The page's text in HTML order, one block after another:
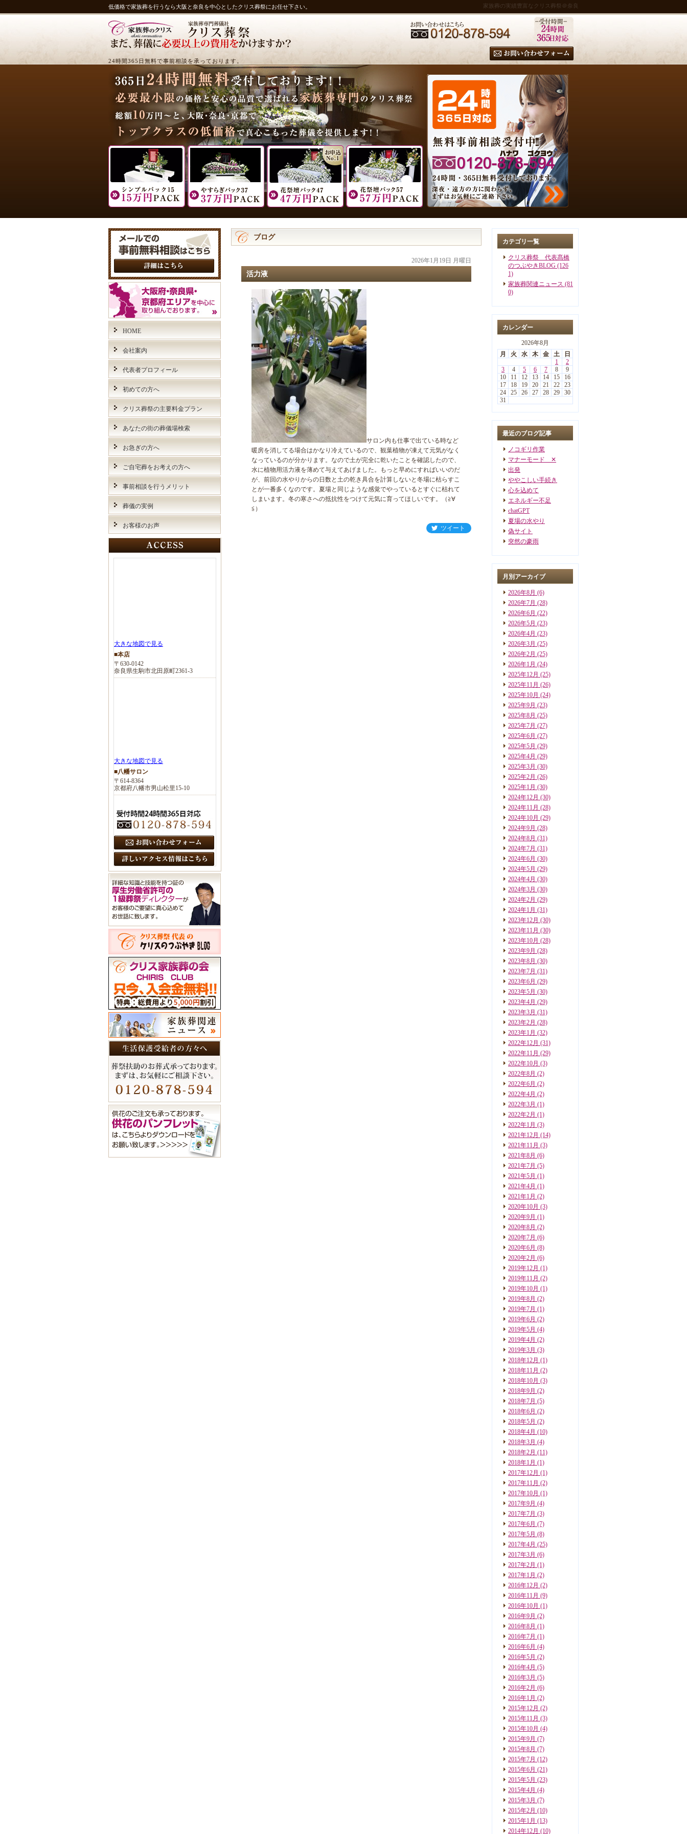
低価格で家族葬を行うなら大阪と奈良を中心としたクリス葬祭にお任せ下さい。 家族葬の実績豊富なクリス葬祭＠奈良
24時間365日無料で事前相談を承っております。
ブログ
2026年1月19日 月曜日
活力液
サロン内も仕事で出ている時など
暖房を消してる場合はかなり冷えているので、観葉植物が凍えて元気がなく
なっているのが分かります。なので土が完全に乾いたことを確認したので、
水に植物用活力液を薄めて与えてあげました。もっと早めにすればいいのだ
が、前回の水やりからの日数と土の乾き具合を計算しないと冬場に枯らすこ
とが一番多くなのです。夏場と同じような感覚でやっているとすぐに枯れて
しまいます。冬の寒さへの抵抗性をつけて元気に育ってほしいです。（≧∀
≦）
ツイート
カテゴリ一覧
クリス葬祭 代表髙橋
のつぶやきBLOG (126
1)
家族葬関連ニュース (81
0)
カレンダー
2026年8月
月
火 水 木 金 土
日
1
2
3
4 5 6 7 8
9
10
11 12 13 14 15
16
17
18 19 20 21 22
23
24
25 26 27 28 29
30
31
最近のブログ記事
ノコギリ作業
マナーモード ✕
出発
ややこしい手続き
心を込めて
エネルギー不足
chatGPT
夏場の水やり
偽サイト
突然の豪雨
月別アーカイブ
2026年8月 (6)
2026年7月 (28)
2026年6月 (22)
2026年5月 (23)
2026年4月 (23)
2026年3月 (25)
2026年2月 (25)
2026年1月 (24)
2025年12月 (25)
2025年11月 (26)
2025年10月 (24)
2025年9月 (23)
2025年8月 (25)
2025年7月 (27)
2025年6月 (27)
2025年5月 (29)
2025年4月 (29)
2025年3月 (30)
2025年2月 (26)
2025年1月 (30)
2024年12月 (30)
2024年11月 (28)
2024年10月 (29)
2024年9月 (28)
2024年8月 (31)
2024年7月 (31)
2024年6月 (30)
2024年5月 (29)
2024年4月 (30)
2024年3月 (30)
2024年2月 (29)
2024年1月 (31)
2023年12月 (30)
2023年11月 (30)
2023年10月 (28)
2023年9月 (28)
2023年8月 (30)
2023年7月 (31)
2023年6月 (29)
2023年5月 (30)
2023年4月 (29)
2023年3月 (31)
2023年2月 (28)
2023年1月 (32)
2022年12月 (31)
2022年11月 (29)
2022年10月 (3)
2022年8月 (2)
2022年6月 (2)
2022年4月 (2)
2022年3月 (1)
2022年2月 (1)
2022年1月 (3)
2021年12月 (14)
2021年11月 (3)
2021年8月 (6)
2021年7月 (5)
2021年5月 (1)
2021年4月 (1)
2021年1月 (2)
2020年10月 (3)
2020年9月 (1)
2020年8月 (2)
2020年7月 (6)
2020年6月 (8)
2020年2月 (6)
2019年12月 (1)
2019年11月 (2)
2019年10月 (1)
2019年8月 (2)
2019年7月 (1)
2019年6月 (2)
2019年5月 (4)
2019年4月 (2)
2019年3月 (3)
2018年12月 (1)
2018年11月 (2)
2018年10月 (3)
2018年9月 (2)
2018年7月 (5)
2018年6月 (2)
2018年5月 (2)
2018年4月 (10)
2018年3月 (4)
2018年2月 (11)
2018年1月 (1)
2017年12月 (1)
2017年11月 (2)
2017年10月 (1)
2017年9月 (4)
2017年7月 (3)
2017年6月 (7)
2017年5月 (8)
2017年4月 (25)
2017年3月 (6)
2017年2月 (1)
2017年1月 (2)
2016年12月 (2)
2016年11月 (9)
2016年10月 (1)
2016年9月 (2)
2016年8月 (1)
2016年7月 (1)
2016年6月 (4)
2016年5月 (2)
2016年4月 (5)
2016年3月 (5)
2016年2月 (6)
2016年1月 (2)
2015年12月 (2)
2015年11月 (3)
2015年10月 (4)
2015年9月 (7)
2015年8月 (7)
2015年7月 (12)
2015年6月 (21)
2015年5月 (23)
2015年4月 (4)
2015年3月 (7)
2015年2月 (10)
2015年1月 (13)
2014年12月 (10)
HOME
会社案内
代表者プロフィール
初めての方へ
クリス葬祭の主要料金プラン
あなたの街の葬儀場検索
お急ぎの方へ
ご自宅葬をお考えの方へ
事前相談を行うメリット
葬儀の実例
お客様のお声
大きな地図で見る
■本店
〒630-0142
奈良県生駒市北田原町2361-3
大きな地図で見る
■八幡サロン
〒614-8364
京都府八幡市男山松里15-10